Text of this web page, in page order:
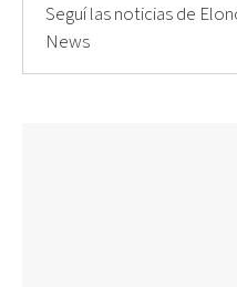
Seguí las noticias de
News